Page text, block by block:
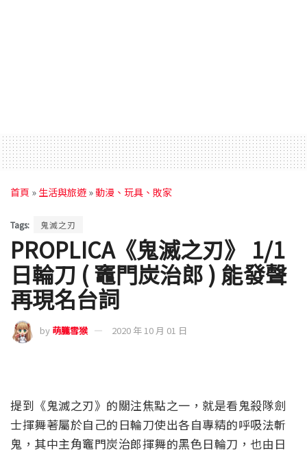
首頁 » 生活與旅遊 » 動漫、玩具、敗家
Tags: 鬼滅之刃
PROPLICA《鬼滅之刃》 1/1
日輪刀 ( 竈門炭治郎 ) 能發聲
再現名台詞
by 萌朧雪猴 2020 年 10 月 01 日
提到《鬼滅之刃》的關注焦點之一，就是看鬼殺隊劍
士揮舞著屬於自己的日輪刀使出各自專精的呼吸法斬
鬼，其中主角竈門炭治郎揮舞的黑色日輪刀，也由日